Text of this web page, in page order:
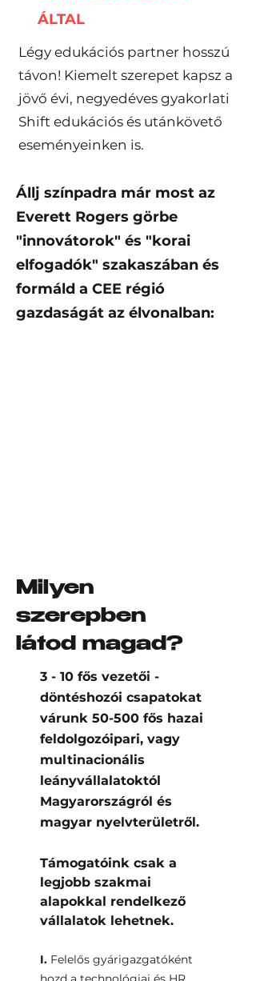
ÁLTAL
Légy edukációs partner hosszú
távon! Kiemelt szerepet kapsz a
jövő évi, negyedéves gyakorlati
Shift edukációs és utánkövető
eseményeinken is.
Állj színpadra már most az
Everett Rogers görbe
"innovátorok" és "korai
elfogadók" szakaszában és
formáld a CEE régió
gazdaságát az élvonalban:
Milyen
szerepben
látod magad?
3 - 10 fős vezetői -
döntéshozói csapatokat
várunk 50-500 fős hazai
feldolgozóipari, vagy
multinacionális
leányvállalatoktól
Magyarországról és
magyar nyelvterületről.
Támogatóink csak a
legjobb szakmai
alapokkal rendelkező
vállalatok lehetnek.
I. Felelős gyárigazgatóként